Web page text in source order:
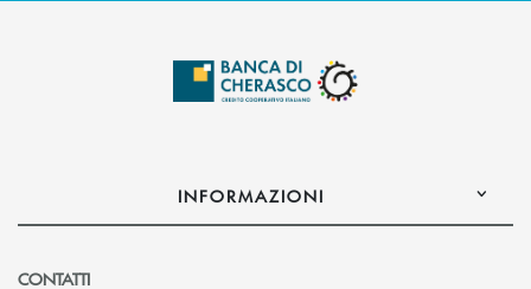
INFORMAZIONI
CONTATTI